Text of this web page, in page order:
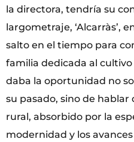
la directora, tendría su
largometraje, ‘Alcarràs’,
salto en el tiempo para
familia dedicada al
daba la oportunidad no
su pasado, sino de hablar
rural, absorbido por la
modernidad y los